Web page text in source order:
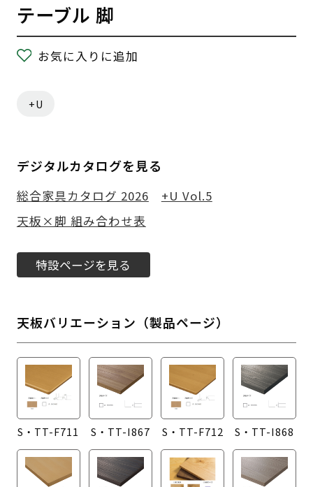
テーブル 脚
お気に入りに追加
+U
デジタルカタログを見る
総合家具カタログ 2026
+U Vol.5
天板×脚 組み合わせ表
特設ページを見る
天板バリエーション（製品ページ）
S・TT-F711 S・TT-I867 S・TT-F712 S・TT-I868